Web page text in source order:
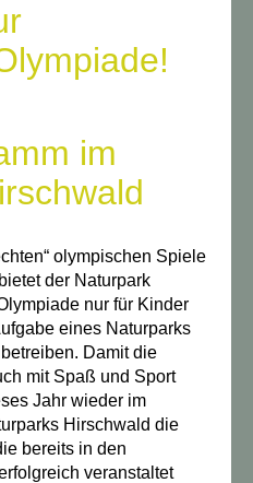
im
olympischen Spiele
der Naturpark
nur für Kinder
eines Naturparks
Damit die
mit Spaß und Sport
Jahr wieder im
Hirschwald die
bereits in den
veranstaltet